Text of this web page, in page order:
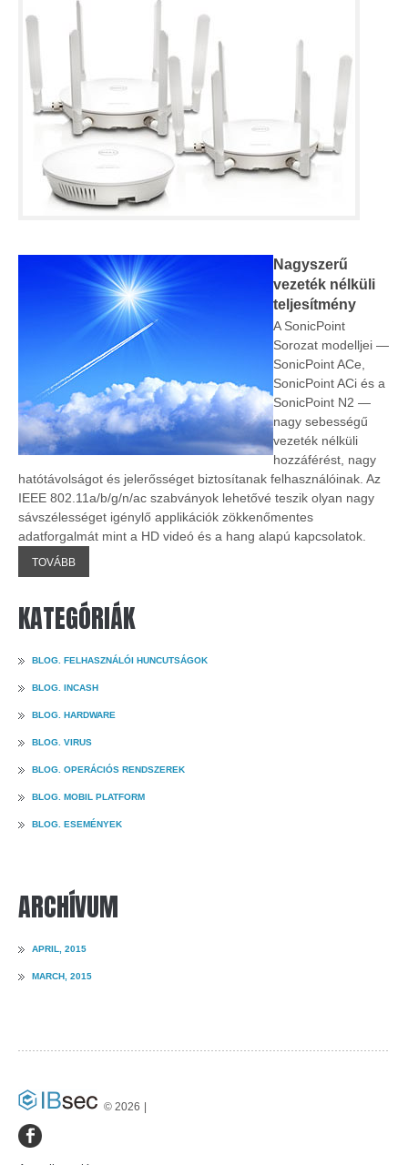
Nagyszerű
vezeték nélküli
teljesítmény
A SonicPoint
Sorozat modelljei —
SonicPoint ACe,
SonicPoint ACi és a
SonicPoint N2 —
nagy sebességű
vezeték nélküli
hozzáférést, nagy
hatótávolságot és jelerősséget biztosítanak felhasználóinak. Az
IEEE 802.11a/b/g/n/ac szabványok lehetővé teszik olyan nagy
sávszélességet igénylő applikációk zökkenőmentes
adatforgalmát mint a HD videó és a hang alapú kapcsolatok.
TOVÁBB
KATEGÓRIÁK
BLOG. FELHASZNÁLÓI HUNCUTSÁGOK
BLOG. INCASH
BLOG. HARDWARE
BLOG. VIRUS
BLOG. OPERÁCIÓS RENDSZEREK
BLOG. MOBIL PLATFORM
BLOG. ESEMÉNYEK
ARCHÍVUM
APRIL, 2015
MARCH, 2015
© 2026